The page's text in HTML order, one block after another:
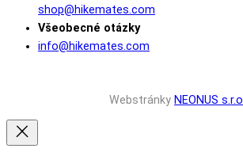
shop@hikemates.com
Všeobecné otázky
info@hikemates.com
Webstránky NEONUS s.r.o.